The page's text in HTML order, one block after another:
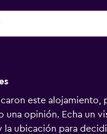
este alojamiento,
una opinión. Echa un
la ubicación para